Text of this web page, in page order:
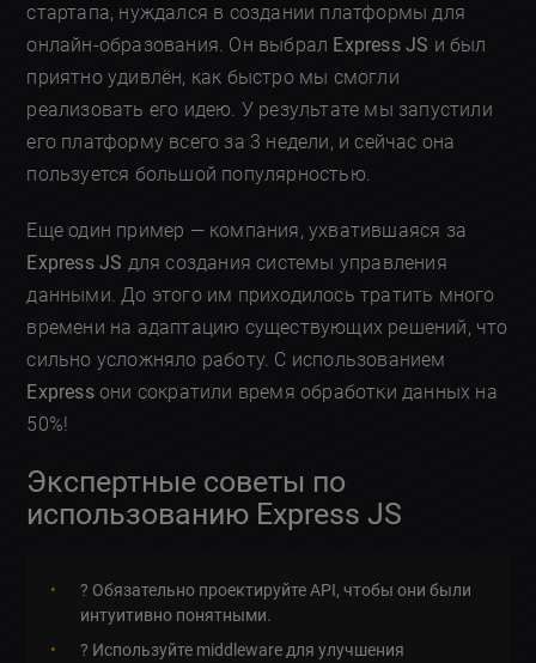
стартапа, нуждался в создании платформы для
онлайн-образования. Он выбрал Express JS и был
приятно удивлён, как быстро мы смогли
реализовать его идею. У результате мы запустили
его платформу всего за 3 недели, и сейчас она
пользуется большой популярностью.
Еще один пример — компания, ухватившаяся за
Express JS для создания системы управления
данными. До этого им приходилось тратить много
времени на адаптацию существующих решений, что
сильно усложняло работу. С использованием
Expressони сократили время обработки данных на
50%!
Экспертные советы по
использованию Express JS
? Обязательно проектируйте API, чтобы они были
интуитивно понятными.
? Используйте middleware для улучшения